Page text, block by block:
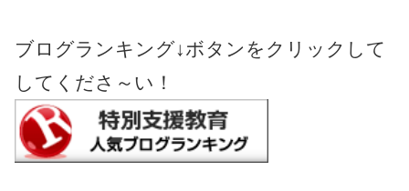
ブログランキング↓ボタンをクリックして
してくださ～い！